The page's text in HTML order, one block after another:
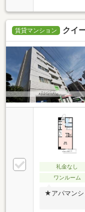
賃貸マンション クイ
礼金なし
ワンルーム
★アパマンシ